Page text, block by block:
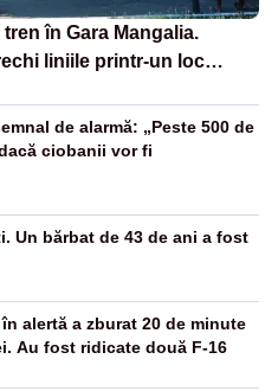
în Gara Mangalia.
liniile printr-un loc
de alarmă: „Peste 500 de
ciobanii vor fi
Un bărbat de 43 de ani a fost
alertă a zburat 20 de minute
Au fost ridicate două F-16